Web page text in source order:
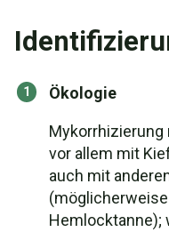
Ökologie
Mykorrhizierung
vor allem mit
auch mit
Hemlocktanne);